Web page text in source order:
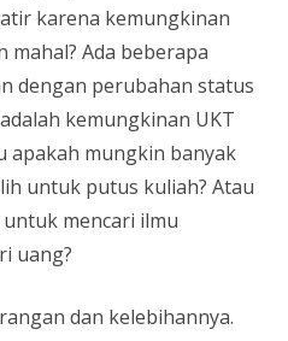
karena kemungkinan
mahal? Ada beberapa
dengan perubahan status
kemungkinan UKT
apakah mungkin banyak
untuk putus kuliah? Atau
mencari ilmu
uang?
dan kelebihannya.